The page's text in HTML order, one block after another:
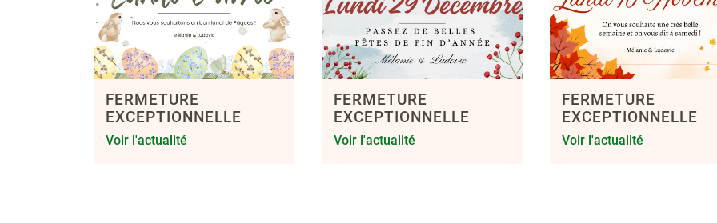
FERMETURE
EXCEPTIONNELLE
Voir l'actualité
FERMETURE
EXCEPTIONNELLE
Voir l'actualité
FERMETURE
EXCEPTIONNELLE
Voir l'actualité